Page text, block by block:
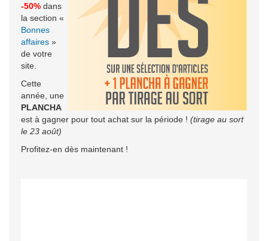
-50% dans
la section «
Bonnes
affaires »
de votre
site.
Cette
année, une
PLANCHA
est à gagner pour tout achat sur la période ! (tirage au sort
le 23 août)
Profitez-en dès maintenant !